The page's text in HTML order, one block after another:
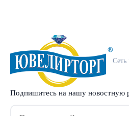
Сеть
Подпишитесь на нашу новостную